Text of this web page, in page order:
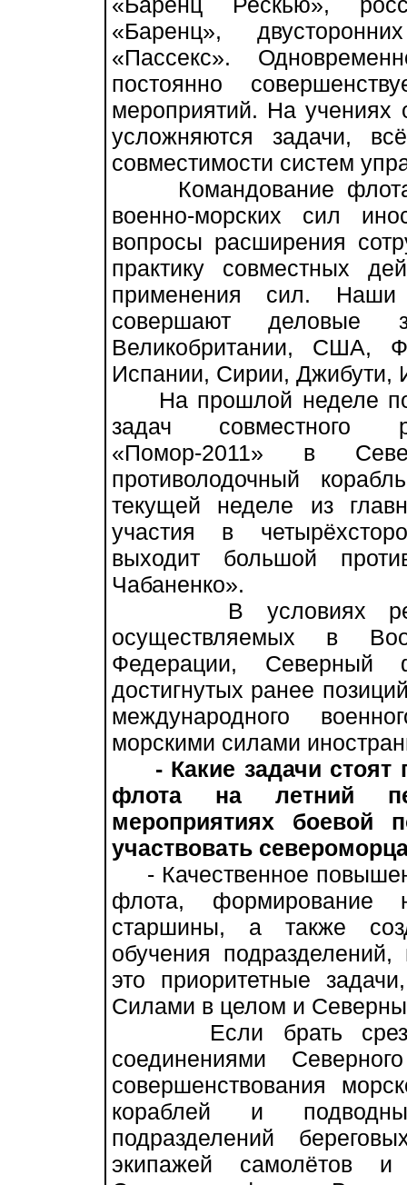
«Баренц»,
«Пассекс».
постоянно
мероприятий. На учениях
усложняются задачи,
совместимости систем
Командование флота
военно-морских сил
вопросы расширения
практику совместных
применения сил.
совершают деловые
Великобритании, США,
Испании, Сирии, Джибути,
На прошлой неделе
задач совместного
«Помор-2011» в
противолодочный
текущей неделе из
участия в
выходит большой
Чабаненко».
В условиях
осуществляемых в
Федерации,
достигнутых ранее
международного
морскими силами
- Какие задачи
флота на летний
мероприятиях боевой
участвовать
- Качественное
флота, формирование
старшины, а также
обучения
это приоритетные
Силами в целом и
Если брать срез
соединениями
совершенствования
кораблей и
подразделений
экипажей самолётов и